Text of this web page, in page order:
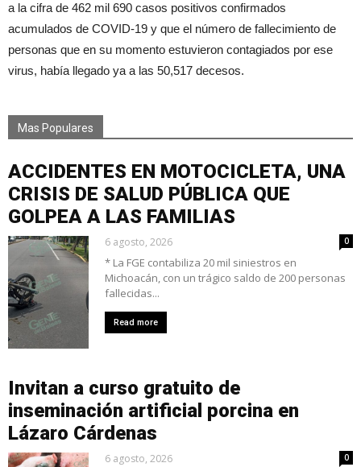
a la cifra de 462 mil 690 casos positivos confirmados
acumulados de COVID-19 y que el número de fallecimiento de
personas que en su momento estuvieron contagiados por ese
virus, había llegado ya a las 50,517 decesos.
Mas Populares
ACCIDENTES EN MOTOCICLETA, UNA
CRISIS DE SALUD PÚBLICA QUE
GOLPEA A LAS FAMILIAS
6 agosto, 2026 0
* La FGE contabiliza 20 mil siniestros en
Michoacán, con un trágico saldo de 200 personas
fallecidas...
Read more
Invitan a curso gratuito de
inseminación artificial porcina en
Lázaro Cárdenas
6 agosto, 2026 0